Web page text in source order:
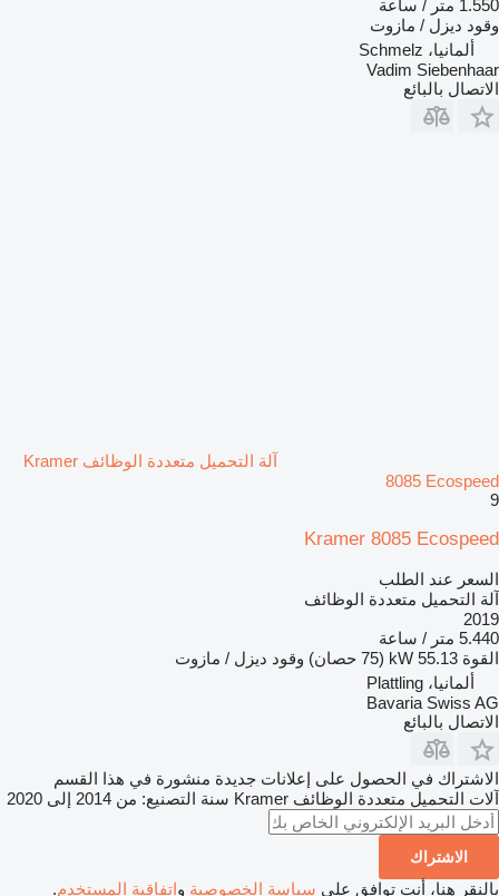
1.550 متر / ساعة
وقود ديزل / مازوت
ألمانيا، Schmelz
Vadim Siebenhaar
الاتصال بالبائع
آلة التحميل متعددة الوظائف Kramer
8085 Ecospeed
9
Kramer 8085 Ecospeed
السعر عند الطلب
آلة التحميل متعددة الوظائف
2019
5.440 متر / ساعة
القوة 55.13 kW (75 حصان) وقود ديزل / مازوت
ألمانيا، Plattling
Bavaria Swiss AG
الاتصال بالبائع
الاشتراك في الحصول على إعلانات جديدة منشورة في هذا القسم
آلات التحميل متعددة الوظائف Kramer سنة التصنيع: من 2014 إلى 2020
الاشتراك
بالنقر هنا، أنت توافق على سياسة الخصوصية واتفاقية المستخدم.